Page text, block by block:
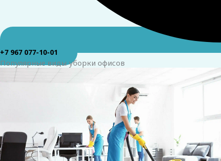
+7 967 077-10-01
Популярные виды уборки офисов